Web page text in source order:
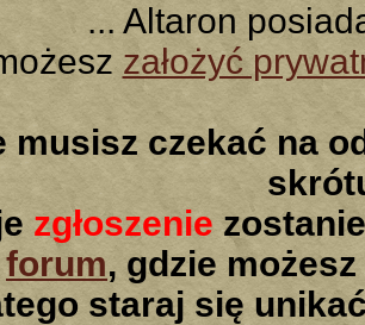
... Altaron
założyć
musisz czekać na
zgłoszenie
forum, gdzie
staraj się